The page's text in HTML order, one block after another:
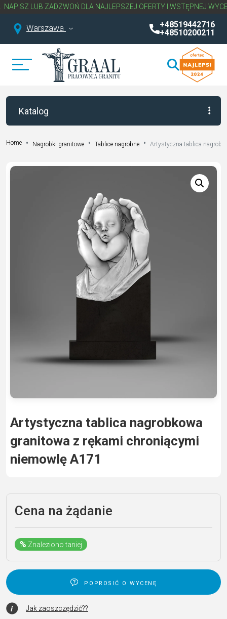
ZADZWOŃ DLA NAJLEPSZEJ OFERTY I WSTĘPNEJ WYCENY
Warszawa
+48519442716
+48510200211
Katalog
Home Nagrobki granitowe Tablice nagrobne Artystyczna tablica
Artystyczna tablica nagrobkowa
granitowa z rękami chroniącymi
niemowlę A171
Cena na żądanie
% Znaleziono taniej
poprosić o wycenę
Jak zaoszczędzić??